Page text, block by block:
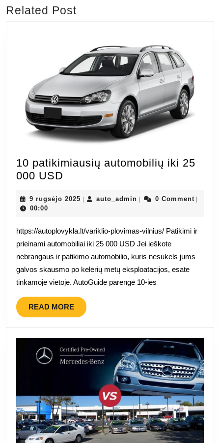
įrašų
Previous
Related Post
10 patikimiausių automobilių iki 25
000 USD
automobilių
25
000
USD
9 rugsėjo 2025 9
auto_admin auto_admin
0 Comment
00:00
https://autoplovykla.lt/variklio-plovimas-vilnius/ Patikimi ir
prieinami automobiliai iki 25 000 USD Jei ieškote
nebrangaus ir patikimo automobilio, kuris nesukels jums
galvos skausmo po kelerių metų eksploatacijos, esate
tinkamoje vietoje. AutoGuide parengė 10-ies
READ MOREREAD
MORE